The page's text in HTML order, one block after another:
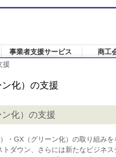
事業者支援サービス 商工
援
化）の支援
化）の支援
・GX（グリーン化）の取り組みを
ダウン、さらには新たなビジネス